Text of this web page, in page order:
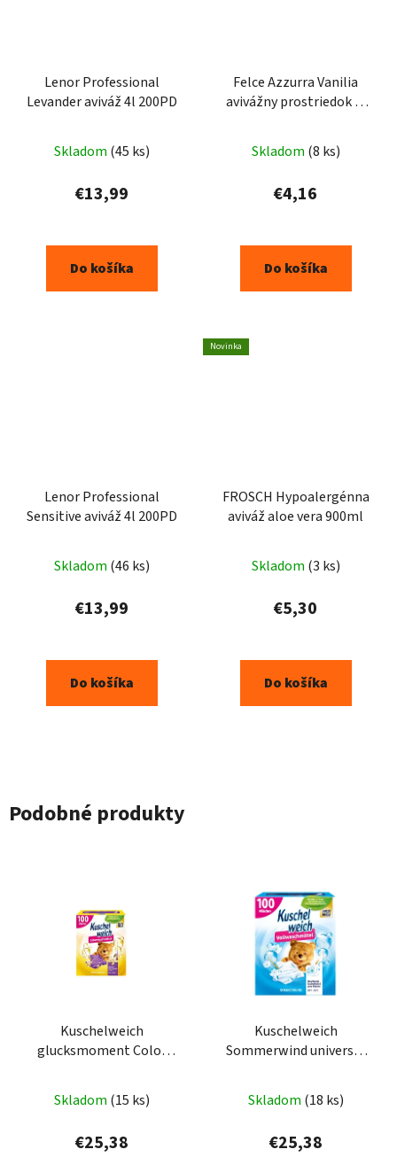
Lenor Professional
Levander aviváž 4l 200PD
hodnotenie
produktu
je
Skladom (45 ks)
€13,99
Do košíka
Felce Azzurra Vanilia
avivážny prostriedok 2l
Skladom (8 ks)
€4,16
Do košíka
Lenor Professional
Sensitive aviváž 4l 200PD
Skladom (46 ks)
€13,99
Do košíka
Novinka
FROSCH Hypoalergénna
aviváž aloe vera 900ml
Skladom (3 ks)
€5,30
Do košíka
Podobné produkty
Kuschelweich
glucksmoment Color
Skladom (15 ks)
€25,38
Kuschelweich
Sommerwind universal
Skladom (18 ks)
€25,38